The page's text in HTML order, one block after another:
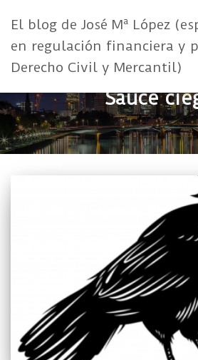
El blog de José Mª López
en regulación financiera y
Derecho Civil y Mercantil)
Sauce